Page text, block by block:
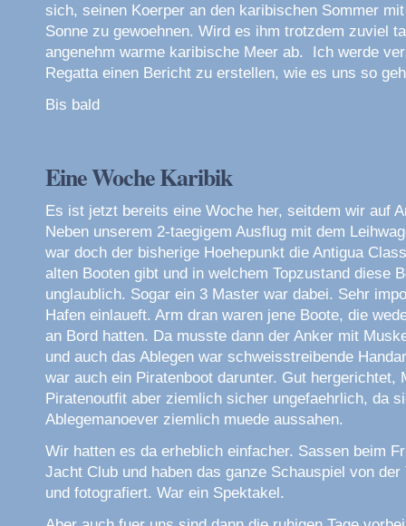
sich, seinen Koerper an den karibischen Sommer
Sonne zu gewoehnen. Wird es ihm trotzdem zuviel
angenehm warme karibische Meer ab. Ich werde
Regatta einen Bericht zu erstellen, wie es uns so
Bis bald
Eine Woche Karibik
Es ist jetzt bereits eine Woche her, seitdem wir auf
Neben unserem 2-taegigem Ausflug mit dem
war doch der bisherige Hoehepunkt die Antigua
alten Booten gibt und in welchem Topzustand diese
unglaublich. Sogar ein 3 Master war dabei. Sehr
Hafen einlaueft. Arm dran waren jene Boote, die
an Bord hatten. Da musste dann der Anker mit
und auch das Ablegen war schweisstreibende
war auch ein Piratenboot darunter. Gut hergerichtet,
Piratenoutfit aber ziemlich sicher ungefaehrlich, da
Ablegemanoever ziemlich muede aussahen.
Wir hatten es da erheblich einfacher. Sassen beim
Jacht Club und haben das ganze Schauspiel von
und fotografiert. War ein Spektakel.